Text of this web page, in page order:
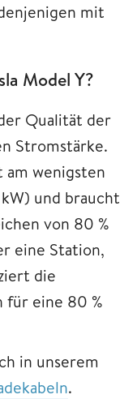
mit
Model Y?
Qualität der
Stromstärke.
am wenigsten
und braucht
von 80 %
eine Station,
die
für eine 80 %
in unserem
.